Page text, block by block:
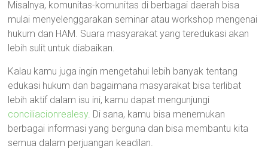
Misalnya, komunitas-komunitas di berbagai daerah bisa
mulai menyelenggarakan seminar atau workshop mengenai
hukum dan HAM. Suara masyarakat yang teredukasi akan
lebih sulit untuk diabaikan.
Kalau kamu juga ingin mengetahui lebih banyak tentang
edukasi hukum dan bagaimana masyarakat bisa terlibat
lebih aktif dalam isu ini, kamu dapat mengunjungi
conciliacionrealesy. Di sana, kamu bisa menemukan
berbagai informasi yang berguna dan bisa membantu kita
semua dalam perjuangan keadilan.